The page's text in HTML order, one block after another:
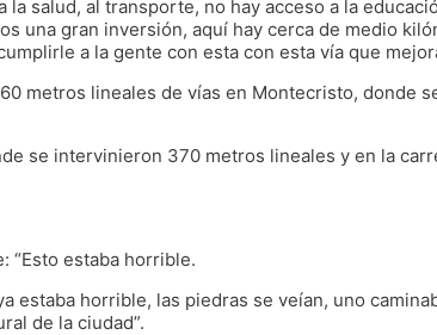
salud, al transporte, no hay acceso a la
una gran inversión, aquí hay cerca de medio
a la gente con esta con esta vía que
metros lineales de vías en Montecristo, donde
se intervinieron 370 metros lineales y en la
“Esto estaba horrible.
estaba horrible, las piedras se veían, uno
de la ciudad”.